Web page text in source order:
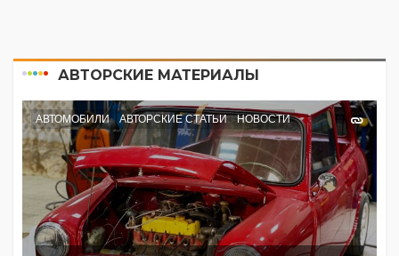
АВТОРСКИЕ МАТЕРИАЛЫ
АВТОМОБИЛИ АВТОРСКИЕ СТАТЬИ НОВОСТИ